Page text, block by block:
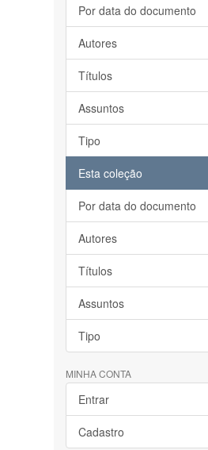
Por data do documento
Autores
Títulos
Assuntos
Tipo
Esta coleção
Por data do documento
Autores
Títulos
Assuntos
Tipo
MINHA CONTA
Entrar
Cadastro